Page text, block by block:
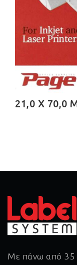
21,0 X 70,0
Με πάνω από 35